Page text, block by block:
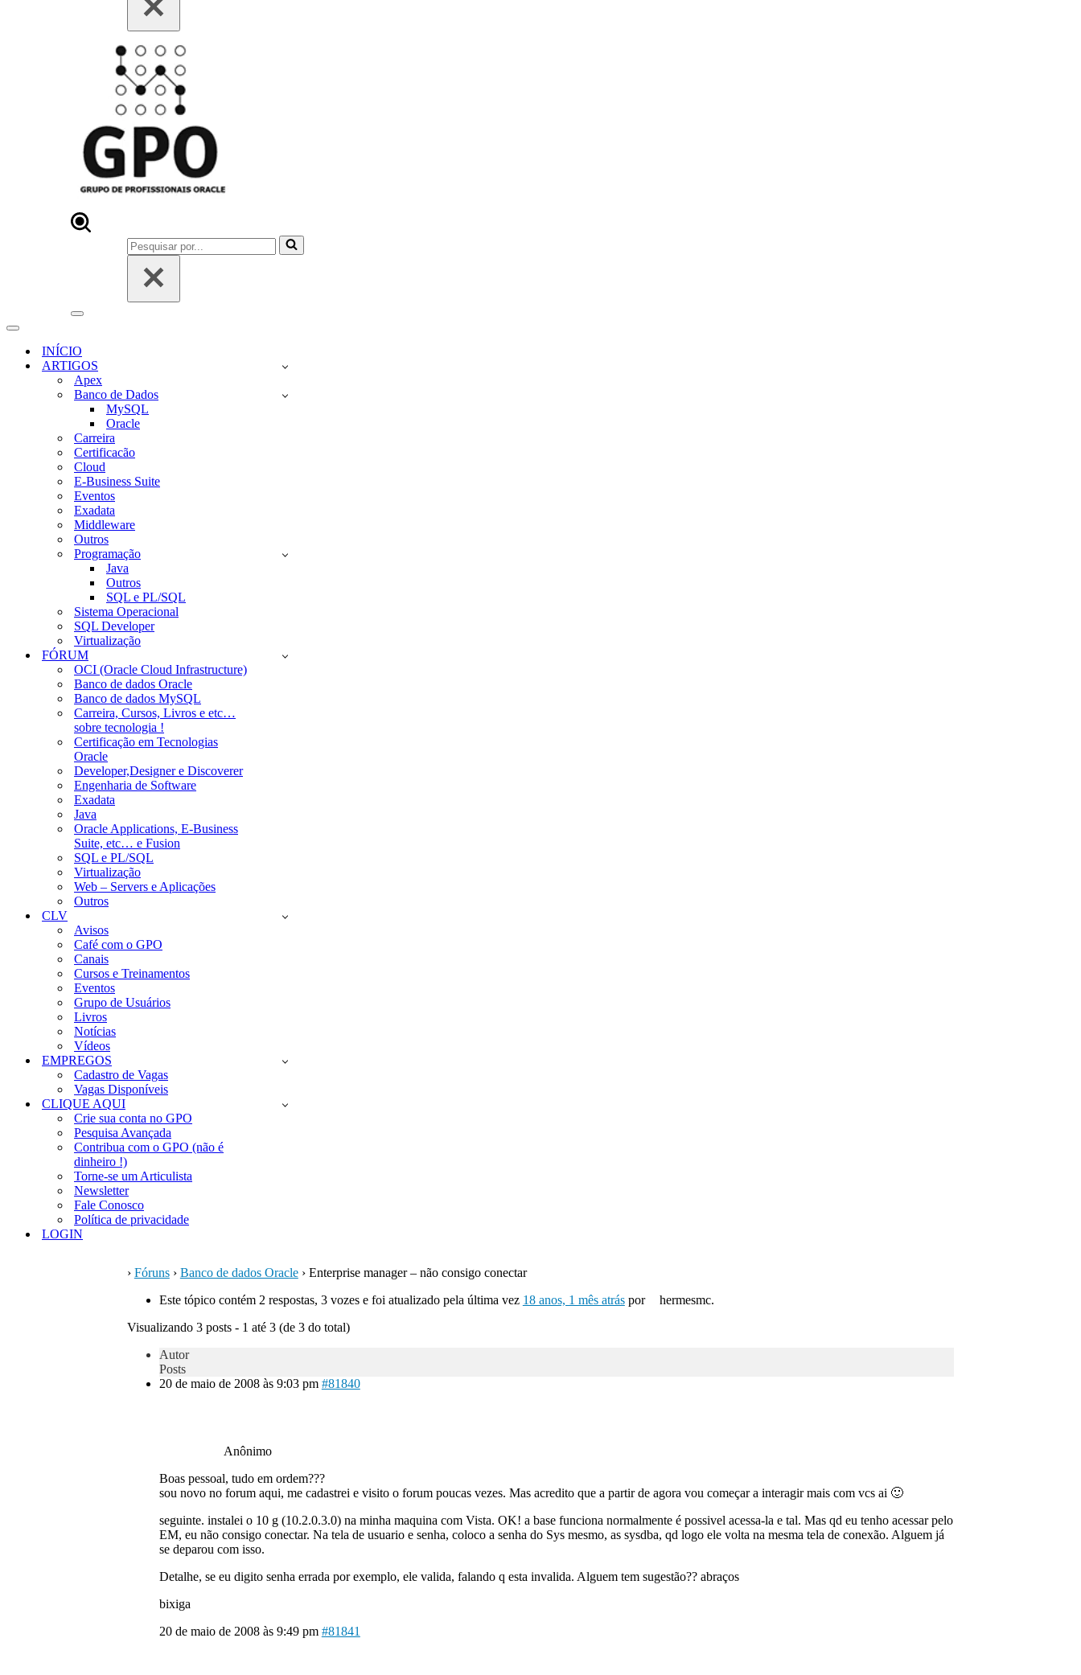
Pesquisar
por...
Menu
Menu
navegaçãoINÍCIO
ARTIGOS
Apex
Banco de Dados
MySQL
Oracle
Carreira
Certificacão
Cloud
E-Business Suite
Eventos
Exadata
Middleware
Outros
Programação
Java
Outros
SQL e PL/SQL
Sistema Operacional
SQL Developer
Virtualização
FÓRUM
OCI (Oracle Cloud Infrastructure)
Banco de dados Oracle
Banco de dados MySQL
Carreira, Cursos, Livros e etc…
sobre tecnologia !
Certificação em Tecnologias
Oracle
Developer,Designer e Discoverer
Engenharia de Software
Exadata
Java
Oracle Applications, E-Business
Suite, etc… e Fusion
SQL e PL/SQL
Virtualização
Web – Servers e Aplicações
Outros
CLV
Avisos
Café com o GPO
Canais
Cursos e Treinamentos
Eventos
Grupo de Usuários
Livros
Notícias
Vídeos
EMPREGOS
Cadastro de Vagas
Vagas Disponíveis
CLIQUE AQUI
Crie sua conta no GPO
Pesquisa Avançada
Contribua com o GPO (não é
dinheiro !)
Torne-se um Articulista
Newsletter
Fale Conosco
Política de privacidade
LOGIN
› Fóruns › Banco de dados Oracle › Enterprise manager – não consigo conectar
Este tópico contém 2 respostas, 3 vozes e foi atualizado pela última vez 18 anos, 1 mês atráspor
hermesmc.
Visualizando 3 posts - 1 até 3 (de 3 do total)
Autor
Posts
20 de maio de 2008 às 9:03 pm #81840
Anônimo
Boas pessoal, tudo em ordem???
sou novo no forum aqui, me cadastrei e visito o forum poucas vezes. Mas acredito que a partir de agora vou começar a interagir mais com vcs ai 🙂
seguinte. instalei o 10 g (10.2.0.3.0) na minha maquina com Vista. OK! a base funciona normalmente é possivel acessa-la e tal. Mas qd eu tenho acessar pelo
EM, eu não consigo conectar. Na tela de usuario e senha, coloco a senha do Sys mesmo, as sysdba, qd logo ele volta na mesma tela de conexão. Alguem já
se deparou com isso.
Detalhe, se eu digito senha errada por exemplo, ele valida, falando q esta invalida. Alguem tem sugestão?? abraços
bixiga
20 de maio de 2008 às 9:49 pm #81841